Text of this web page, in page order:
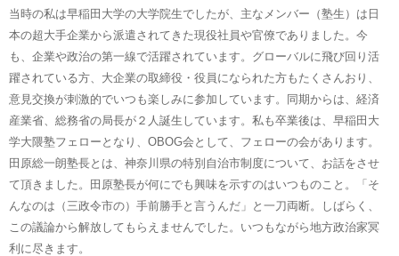
当時の私は早稲田大学の大学院生でしたが、主なメンバー（塾生）は日
本の超大手企業から派遣されてきた現役社員や官僚でありました。今
も、企業や政治の第一線で活躍されています。グローバルに飛び回り活
躍されている方、大企業の取締役・役員になられた方もたくさんおり、
意見交換が刺激的でいつも楽しみに参加しています。同期からは、経済
産業省、総務省の局長が２人誕生しています。私も卒業後は、早稲田大
学大隈塾フェローとなり、OBOG会として、フェローの会があります。
田原総一朗塾長とは、神奈川県の特別自治市制度について、お話をさせ
て頂きました。田原塾長が何にでも興味を示すのはいつものこと。「そ
んなのは（三政令市の）手前勝手と言うんだ」と一刀両断。しばらく、
この議論から解放してもらえませんでした。いつもながら地方政治家冥
利に尽きます。